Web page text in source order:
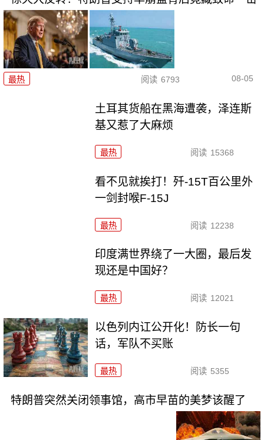
最热 阅读 6793 08-05
土耳其货船在黑海遭袭，泽连斯
基又惹了大麻烦
最热 阅读 15368
看不见就挨打！歼-15T百公里外
一剑封喉F-15J
最热 阅读 12238
印度满世界绕了一大圈，最后发
现还是中国好？
最热 阅读 12021
以色列内讧公开化！防长一句
话，军队不买账
最热 阅读 5355
特朗普突然关闭领事馆，高市早苗的美梦该醒了